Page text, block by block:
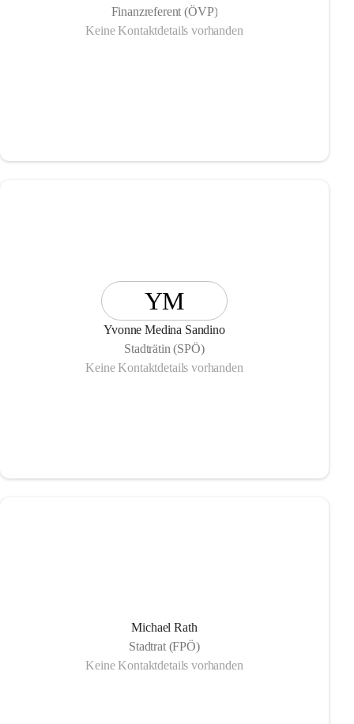
Finanzreferent (ÖVP)
Keine Kontaktdetails vorhanden
YM
Yvonne Medina Sandino
Stadträtin (SPÖ)
Keine Kontaktdetails vorhanden
Michael Rath
Stadtrat (FPÖ)
Keine Kontaktdetails vorhanden